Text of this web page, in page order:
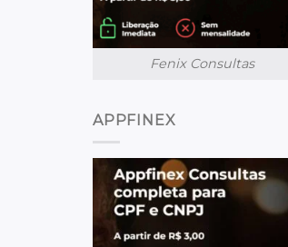
Fenix Consultas
APPFINEX